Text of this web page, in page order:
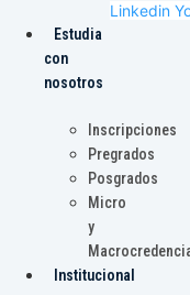
Linkedin
Estudia
con
nosotros
Inscripciones
Pregrados
Posgrados
Micro
y
Institucional